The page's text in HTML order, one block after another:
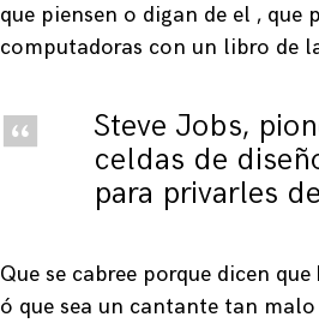
que piensen o digan de el , que
computadoras con un libro de
Steve Jobs,
celdas de
para privarles
Que se cabree porque dicen que
ó que sea un cantante tan